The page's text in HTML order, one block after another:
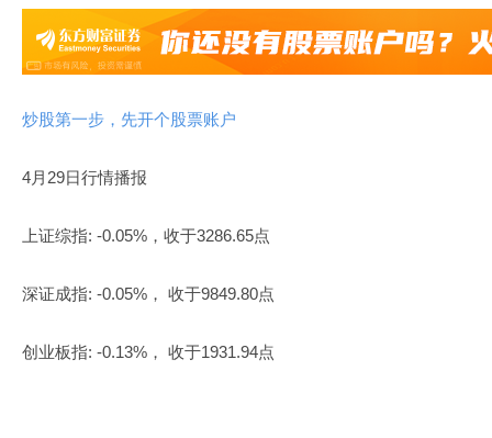
炒股第一步，先开个股票账户
4月29日行情播报
上证综指: -0.05%，收于3286.65点
深证成指: -0.05%， 收于9849.80点
创业板指: -0.13%， 收于1931.94点